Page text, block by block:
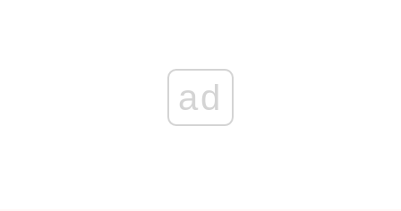
ad